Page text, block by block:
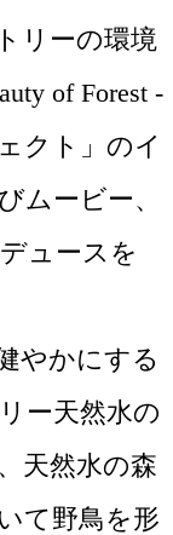
リーの環境
of Forest -
クト」のイ
ムービー、
ュースを
やかにする
ー天然水の
天然水の森
て野鳥を形